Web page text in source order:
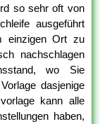
so sehr oft von
ausgeführt
einzigen Ort zu
nachschlagen
wo Sie
dasjenige
kann alle
haben,